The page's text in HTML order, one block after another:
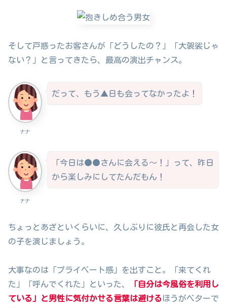
そして戸惑ったお客さんが「どうしたの？」「大袈裟じゃ
ない？」と言ってきたら、最高の演出チャンス。
ナナ
だって、もう▲日も会ってなかったよ！
ナナ
「今日は●●さんに会える～！」って、昨日
から楽しみにしてたんだもん！
ちょっとあざといくらいに、久しぶりに彼氏と再会した女
の子を演じましょう。
大事なのは「プライベート感」を出すこと。「来てくれ
た」「呼んでくれた」といった、
「自分は今風俗を利用し
ている」と男性に気付かせる言葉は避ける ほうがベターで